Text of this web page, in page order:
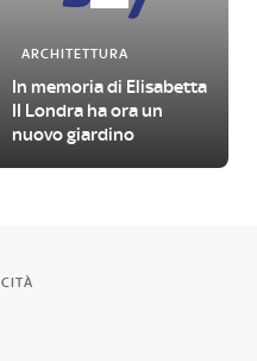
ARCHITETTURA
In memoria di Elisabetta
II Londra ha ora un
nuovo giardino